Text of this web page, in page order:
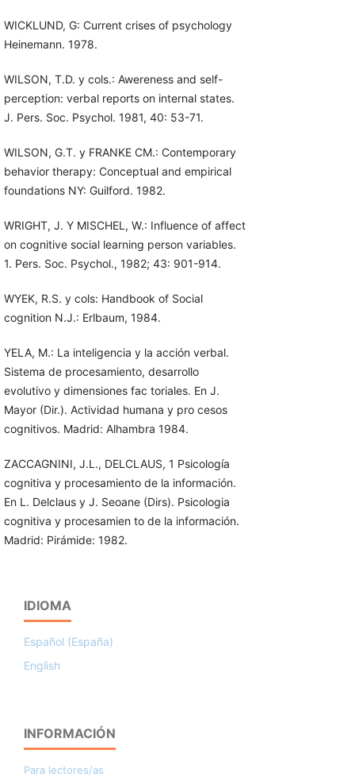
WICKLUND, G: Current crises of psychology
Heinemann. 1978.
WILSON, T.D. y cols.: Awereness and self-
perception: verbal reports on internal states.
J. Pers. Soc. Psychol. 1981, 40: 53-71.
WILSON, G.T. y FRANKE CM.: Contemporary
behavior therapy: Conceptual and empirical
foundations NY: Guilford. 1982.
WRIGHT, J. Y MISCHEL, W.: Influence of affect
on cognitive social learning person variables.
1. Pers. Soc. Psychol., 1982; 43: 901-914.
WYEK, R.S. y cols: Handbook of Social
cognition N.J.: Erlbaum, 1984.
YELA, M.: La inteligencia y la acción verbal.
Sistema de procesamiento, desarrollo
evolutivo y dimensiones fac toriales. En J.
Mayor (Dir.). Actividad humana y pro cesos
cognitivos. Madrid: Alhambra 1984.
ZACCAGNINI, J.L., DELCLAUS, 1 Psicología
cognitiva y procesamiento de la información.
En L. Delclaus y J. Seoane (Dirs). Psicologia
cognitiva y procesamien to de la información.
Madrid: Pirámide: 1982.
IDIOMA
Español (España)
English
INFORMACIÓN
Para lectores/as